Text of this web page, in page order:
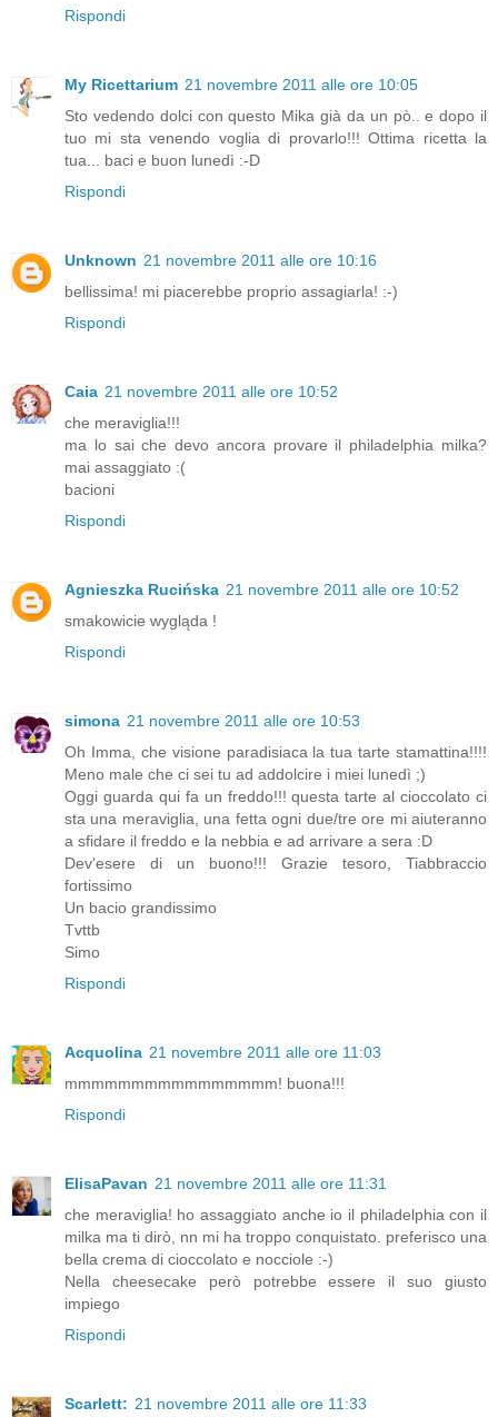
Rispondi
My Ricettarium 21 novembre 2011 alle ore 10:05
Sto vedendo dolci con questo Mika già da un pò.. e dopo il
tuo mi sta venendo voglia di provarlo!!! Ottima ricetta la
tua... baci e buon lunedì :-D
Rispondi
Unknown 21 novembre 2011 alle ore 10:16
bellissima! mi piacerebbe proprio assagiarla! :-)
Rispondi
Caia 21 novembre 2011 alle ore 10:52
che meraviglia!!!
ma lo sai che devo ancora provare il philadelphia milka?
mai assaggiato :(
bacioni
Rispondi
Agnieszka Rucińska 21 novembre 2011 alle ore 10:52
smakowicie wygląda !
Rispondi
simona 21 novembre 2011 alle ore 10:53
Oh Imma, che visione paradisiaca la tua tarte stamattina!!!!
Meno male che ci sei tu ad addolcire i miei lunedì ;)
Oggi guarda qui fa un freddo!!! questa tarte al cioccolato ci
sta una meraviglia, una fetta ogni due/tre ore mi aiuteranno
a sfidare il freddo e la nebbia e ad arrivare a sera :D
Dev'esere di un buono!!! Grazie tesoro, Tiabbraccio
fortissimo
Un bacio grandissimo
Tvttb
Simo
Rispondi
Acquolina 21 novembre 2011 alle ore 11:03
mmmmmmmmmmmmmmmm! buona!!!
Rispondi
ElisaPavan 21 novembre 2011 alle ore 11:31
che meraviglia! ho assaggiato anche io il philadelphia con il
milka ma ti dirò, nn mi ha troppo conquistato. preferisco una
bella crema di cioccolato e nocciole :-)
Nella cheesecake però potrebbe essere il suo giusto
impiego
Rispondi
Scarlett: 21 novembre 2011 alle ore 11:33